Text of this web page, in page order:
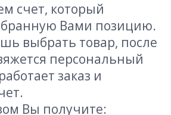
счет, который
Вами позицию.
выбрать товар, после
персональный
заказ и
Вы получите: